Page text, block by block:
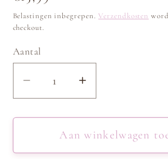
prijs
Belastingen inbegrepen. Verzendkosten
checkout.
Aantal
Aantal
verlagen
voor
Armband
linked
Aantal
verhogen
voor
Armband
linked
Aan winkelwagen